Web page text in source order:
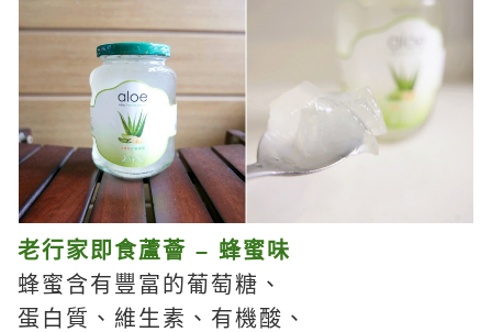
老行家即食蘆薈 – 蜂蜜味
蜂蜜含有豐富的葡萄糖、
蛋白質、維生素、有機酸、